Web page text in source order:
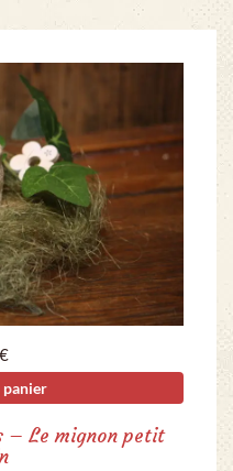
– Le mignon petit